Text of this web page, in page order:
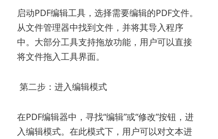
启动PDF编辑工具，选择需要编辑的PDF文件。
从文件管理器中找到文件，并将其导入程序
中。大部分工具支持拖放功能，用户可以直接
将文件拖入工具界面。
第二步：进入编辑模式
在PDF编辑器中，寻找“编辑”或“修改”按钮，进
入编辑模式。在此模式下，用户可以对文本进